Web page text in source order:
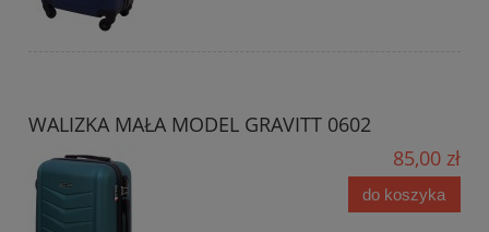
WALIZKA MAŁA MODEL GRAVITT 0602
85,00 zł
do koszyka